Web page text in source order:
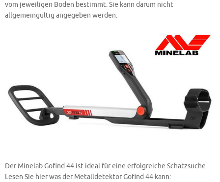
vom jeweiligen Boden bestimmt. Sie kann darum nicht
allgemeingültig angegeben werden.
Der Minelab Gofind 44 ist ideal für eine erfolgreiche Schatzsuche.
Lesen Sie hier was der Metalldetektor Gofind 44 kann: